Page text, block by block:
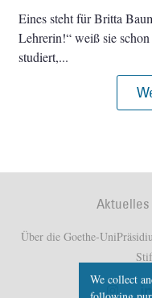
Eines steht für Britta
Lehrerin!“ weiß sie
studiert,
Über die Goethe-Uni
We collect